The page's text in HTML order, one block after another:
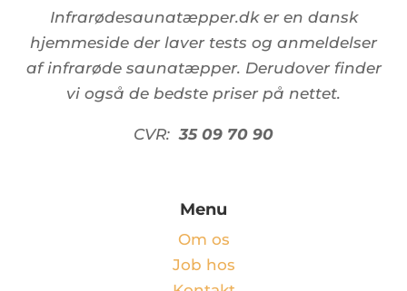
Infrarødesaunatæpper.dk er en dansk
hjemmeside der laver tests og anmeldelser
af infrarøde saunatæpper. Derudover finder
vi også de bedste priser på nettet.
CVR: 35 09 70 90
Menu
Om os
Job hos